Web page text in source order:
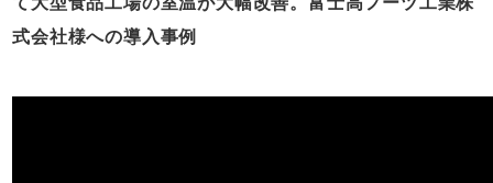
式会社様への導入事例